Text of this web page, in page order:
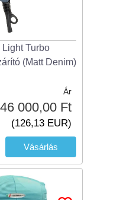
Turbo
(Matt Denim)
Ár
46 000,00 Ft
(126,13 EUR)